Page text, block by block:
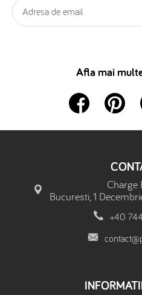
Afla mai
Charge
Bucuresti, 1
+40